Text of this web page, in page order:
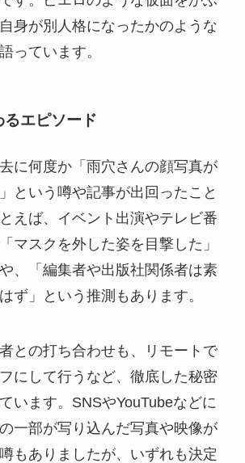
身が別人格になったかのような
っています。
エピソード
に何度か「雨穴さんの顔写真が
という噂や記事が出回ったこと
えば、イベント出演やテレビ番
マスクを外した姿を目撃した」
、「編集者や出版社関係者は素
ず」という推測もあります。
との打ち合わせも、リモートで
にして行うなど、徹底した秘密
います。SNSやYouTubeなどに
一部が写り込んだ写真や映像が
もありましたが、いずれも決定